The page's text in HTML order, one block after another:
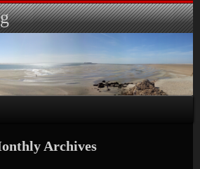
Skip
to
content
Skip
to
CUSTOM_HTML-
Skip
to
ARCHIVES-
Skip
to
SEARCH-
Skip
to
CATEGORIES-
Archives